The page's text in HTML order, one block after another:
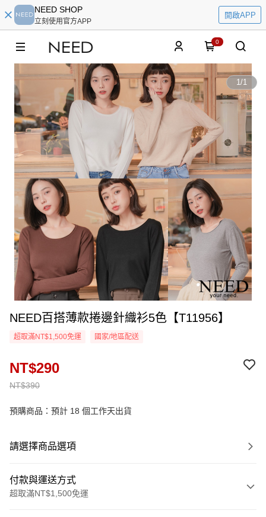
NEED SHOP
立刻使用官方APP
開啟APP
0
1/1
NEED百搭薄款捲邊針織衫5色【T11956】
超取滿NT$1,500免運 國家/地區配送
NT$390
NT$290
預購商品：預計 18 個工作天出貨
請選擇商品選項
付款與運送方式
超取滿NT$1,500免運